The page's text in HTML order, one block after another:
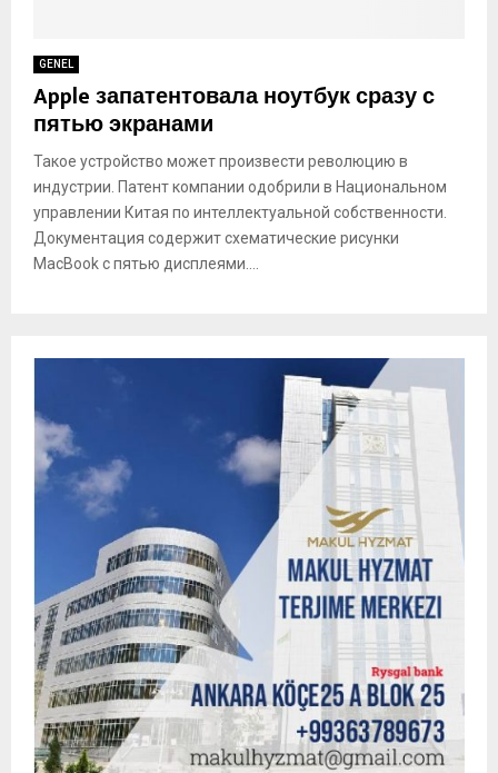
GENEL
Apple запатентовала ноутбук сразу с
пятью экранами
Такое устройство может произвести революцию в
индустрии. Патент компании одобрили в Национальном
управлении Китая по интеллектуальной собственности.
Документация содержит схематические рисунки
MacBook с пятью дисплеями....